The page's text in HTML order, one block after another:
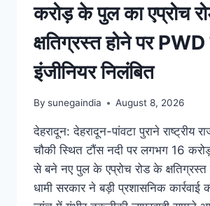
करोड़ के पुल का एप्रोच
क्षतिग्रस्त होने पर
इंजीनियर निलंबित
By sunegaindia August 8, 2026
देहरादून: देहरादून-पांवटा पुराने राष्ट्रीय
चौकी स्थित टौंस नदी पर लगभग 16
से बने नए पुल के एप्रोच रोड के
धामी सरकार ने बड़ी प्रशासनिक कार्रवाई